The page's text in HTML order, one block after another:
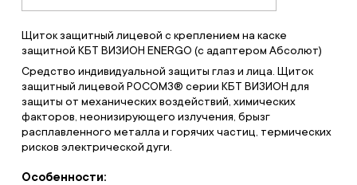
Щиток защитный лицевой с креплением на каске
защитной КБТ ВИЗИОН ENERGO (с адаптером Абсолют)
Средство индивидуальной защиты глаз и лица. Щиток
защитный лицевой РОСОМЗ® серии КБТ ВИЗИОН для
защиты от механических воздействий, химических
факторов, неонизирующего излучения, брызг
расплавленного металла и горячих частиц, термических
рисков электрической дуги.
Особенности: